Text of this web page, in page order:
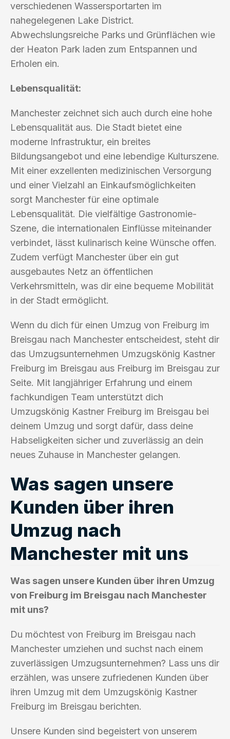
verschiedenen Wassersportarten im
nahegelegenen Lake District.
Abwechslungsreiche Parks und Grünflächen wie
der Heaton Park laden zum Entspannen und
Erholen ein.
Lebensqualität:
Manchester zeichnet sich auch durch eine hohe
Lebensqualität aus. Die Stadt bietet eine
moderne Infrastruktur, ein breites
Bildungsangebot und eine lebendige Kulturszene.
Mit einer exzellenten medizinischen Versorgung
und einer Vielzahl an Einkaufsmöglichkeiten
sorgt Manchester für eine optimale
Lebensqualität. Die vielfältige Gastronomie-
Szene, die internationalen Einflüsse miteinander
verbindet, lässt kulinarisch keine Wünsche offen.
Zudem verfügt Manchester über ein gut
ausgebautes Netz an öffentlichen
Verkehrsmitteln, was dir eine bequeme Mobilität
in der Stadt ermöglicht.
Wenn du dich für einen Umzug von Freiburg im
Breisgau nach Manchester entscheidest, steht dir
das Umzugsunternehmen Umzugskönig Kastner
Freiburg im Breisgau aus Freiburg im Breisgau zur
Seite. Mit langjähriger Erfahrung und einem
fachkundigen Team unterstützt dich
Umzugskönig Kastner Freiburg im Breisgau bei
deinem Umzug und sorgt dafür, dass deine
Habseligkeiten sicher und zuverlässig an dein
neues Zuhause in Manchester gelangen.
Was sagen unsere
Kunden über ihren
Umzug nach
Manchester mit uns
Was sagen unsere Kunden über ihren Umzug
von Freiburg im Breisgau nach Manchester
mit uns?
Du möchtest von Freiburg im Breisgau nach
Manchester umziehen und suchst nach einem
zuverlässigen Umzugsunternehmen? Lass uns dir
erzählen, was unsere zufriedenen Kunden über
ihren Umzug mit dem Umzugskönig Kastner
Freiburg im Breisgau berichten.
Unsere Kunden sind begeistert von unserem